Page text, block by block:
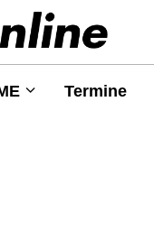
Termine